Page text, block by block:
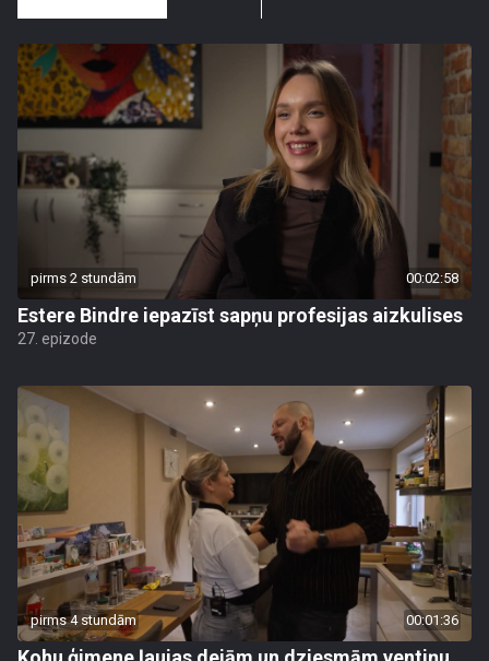
pirms 2 stundām 00:02:58
Estere Bindre iepazīst sapņu profesijas aizkulises
27. epizode
pirms 4 stundām 00:01:36